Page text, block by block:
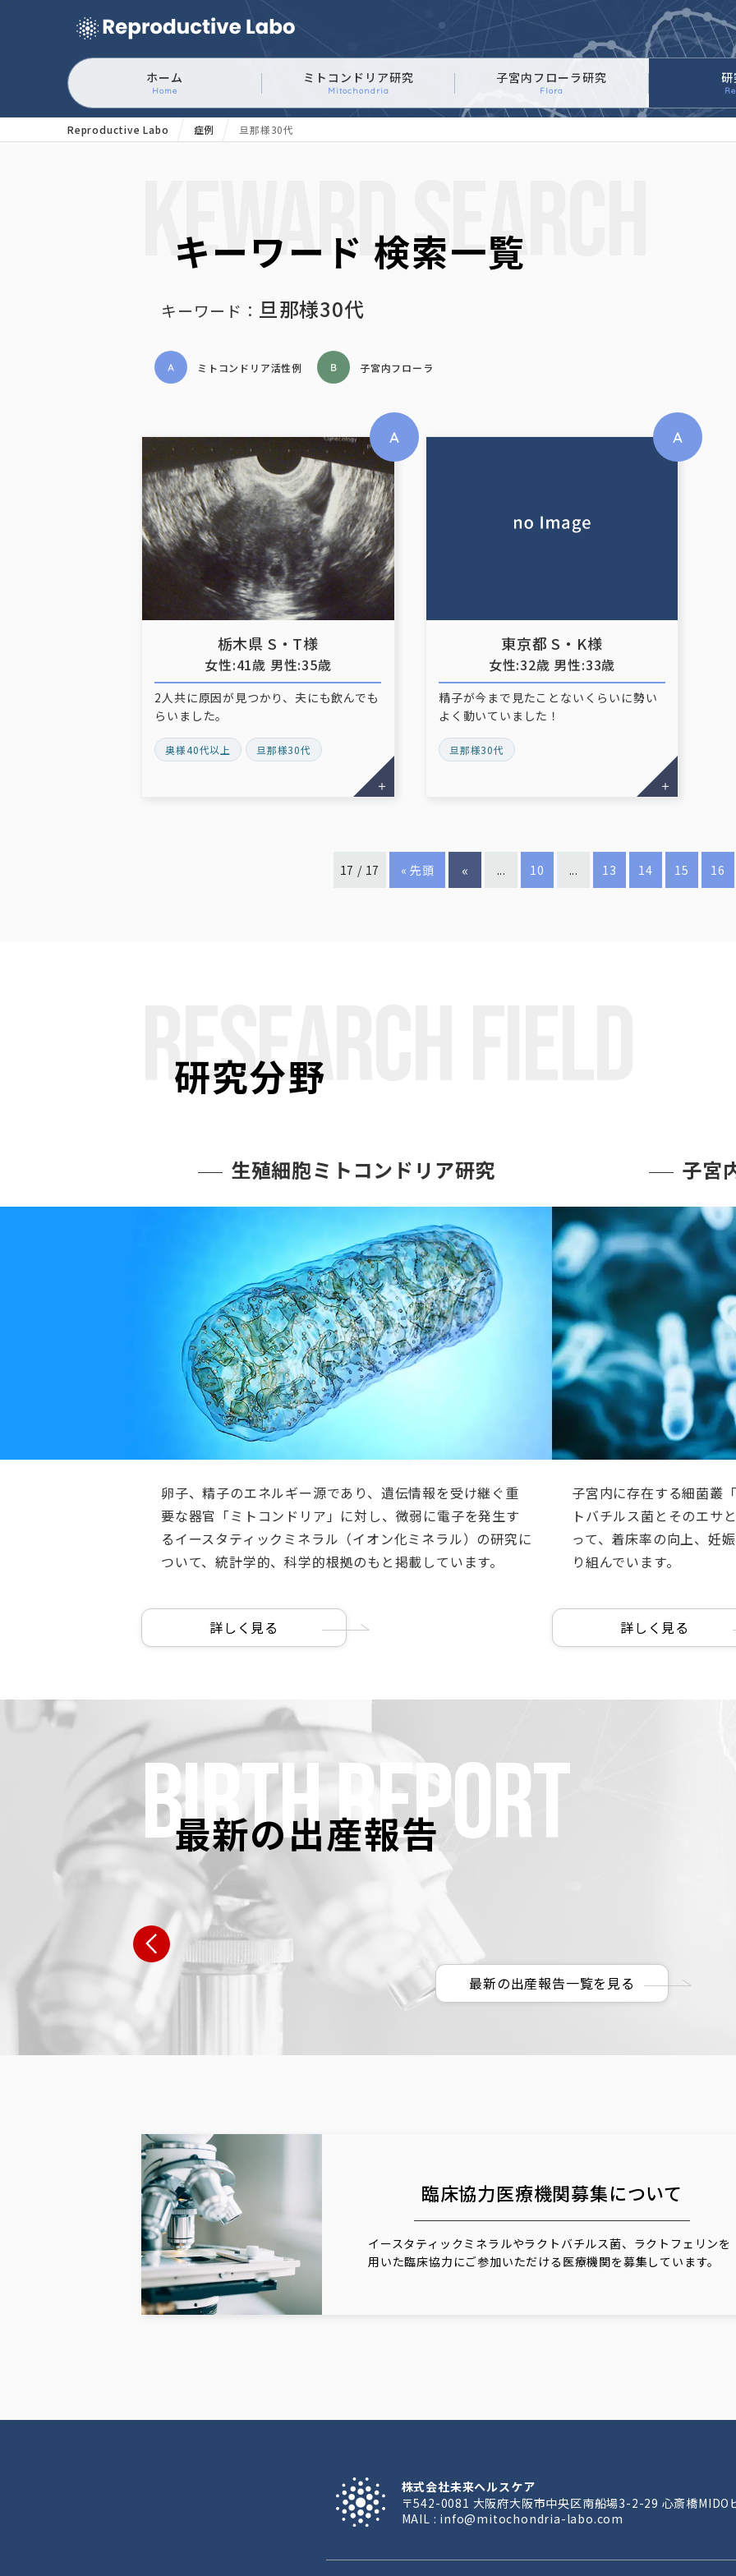
ミトコンドリア
ホーム
Home
ミトコンドリア研究
Mitochondria
子宮内フローラ研究
Flora
Reproductive Labo 症例 旦那様30代
KEWARD SEARCH
キーワード 検索一覧
キーワード： 旦那様30代
ミトコンドリア活性例 子宮内フローラ
栃木県 S・T様
女性:41歳 男性:35歳
2人共に原因が見つかり、夫にも飲んでも
らいました。
奥様40代以上 旦那様30代
東京都 S・K様
女性:32歳 男性:33歳
精子が今まで見たことないくらいに勢い
よく動いていました！
旦那様30代
17 / 17 « 先頭 « ... 10 ... 13 14 15 16
RESEARCH FIELD
研究分野
生殖細胞ミトコンドリア研究
卵子、精子のエネルギー源であり、遺伝情報を受け継ぐ重
要な器官「ミトコンドリア」に対し、微弱に電子を発生す
るイースタティックミネラル（イオン化ミネラル）の研究に
ついて、統計学的、科学的根拠のもと掲載しています。
詳しく見る
子宮
子宮内に存在する細菌叢
トバチルス菌とそのエサ
って、着床率の向上、妊
り組んでいます。
詳しく見る
BIRTH REPORT
最新の出産報告
広島県 N・W様
女性:39歳 男性:38歳 女性:41歳 男性:35歳 女性:32歳 男性:34歳
最新の出産報告一覧を見る
臨床協力医療機関募集について
イースタティックミネラルやラクトバチルス菌、ラクトフェリンを
用いた臨床協力にご参加いただける医療機関を募集しています。
株式会社未来ヘルスケア
〒542-0081 大阪府大阪市中央区南船場3-2-29 心斎橋MIDO
MAIL : info@mitochondria-labo.com